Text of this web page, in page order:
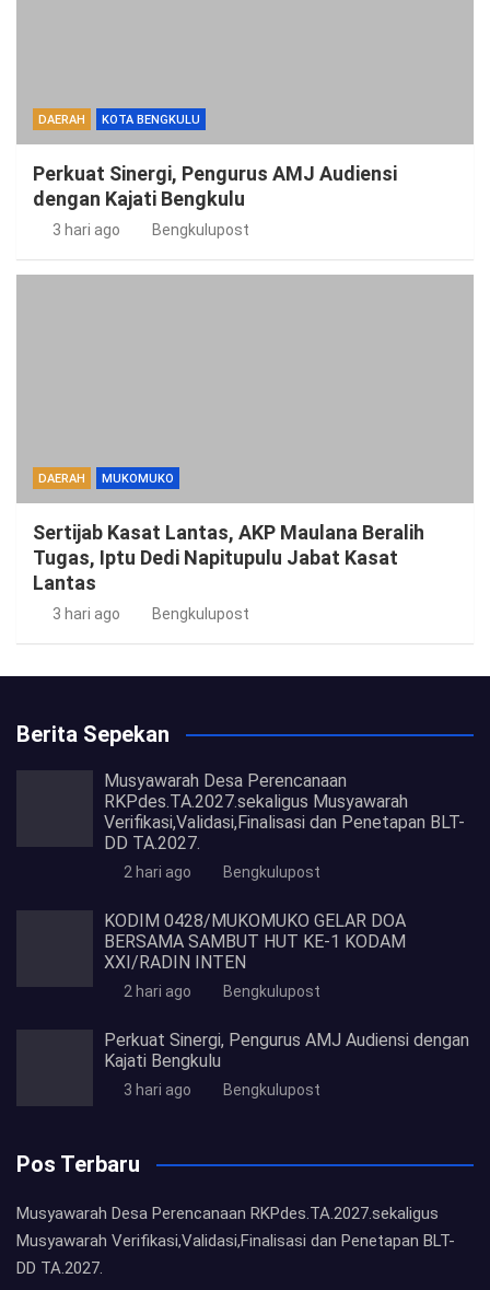
DAERAH KOTA BENGKULU
Perkuat Sinergi, Pengurus AMJ Audiensi
dengan Kajati Bengkulu
3 hari ago Bengkulupost
DAERAH MUKOMUKO
Sertijab Kasat Lantas, AKP Maulana Beralih
Tugas, Iptu Dedi Napitupulu Jabat Kasat
Lantas
3 hari ago Bengkulupost
Berita Sepekan
Musyawarah Desa Perencanaan
RKPdes.TA.2027.sekaligus Musyawarah
Verifikasi,Validasi,Finalisasi dan Penetapan BLT-
DD TA.2027.
2 hari ago Bengkulupost
KODIM 0428/MUKOMUKO GELAR DOA
BERSAMA SAMBUT HUT KE-1 KODAM
XXI/RADIN INTEN
2 hari ago Bengkulupost
Perkuat Sinergi, Pengurus AMJ Audiensi dengan
Kajati Bengkulu
3 hari ago Bengkulupost
Pos Terbaru
Musyawarah Desa Perencanaan RKPdes.TA.2027.sekaligus
Musyawarah Verifikasi,Validasi,Finalisasi dan Penetapan BLT-
DD TA.2027.